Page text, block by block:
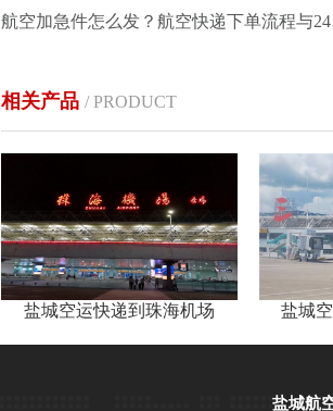
航
相关产品 / PRODUCT
盐城空运快递到珠海机场 盐城
盐城航